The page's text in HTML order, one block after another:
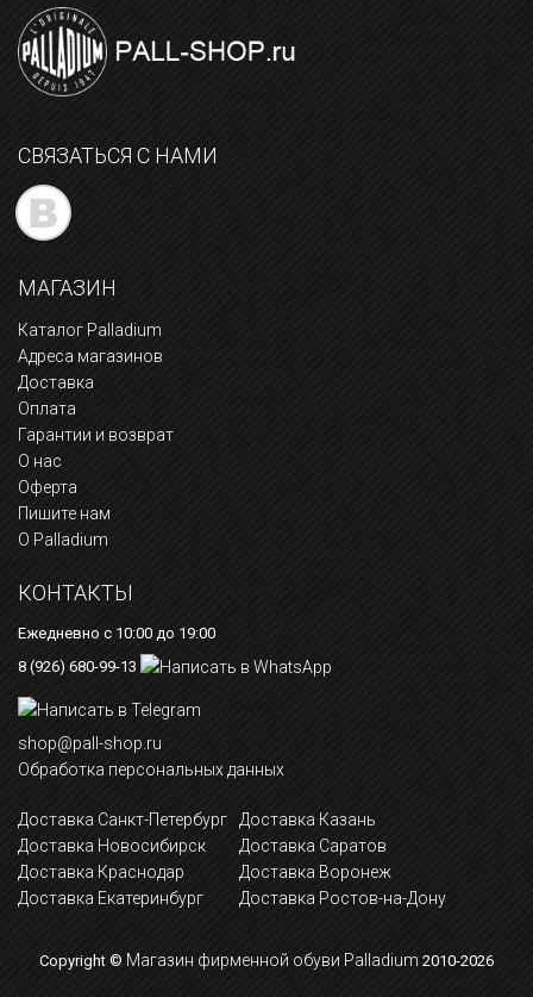
СВЯЗАТЬСЯ С НАМИ
МАГАЗИН
Каталог Palladium
Адреса магазинов
Доставка
Оплата
Гарантии и возврат
О нас
Оферта
Пишите нам
О Palladium
КОНТАКТЫ
Ежедневно с 10:00 до 19:00
8 (926) 680-99-13
shop@pall-shop.ru
Обработка персональных данных
Доставка Санкт-Петербург
Доставка Новосибирск
Доставка Краснодар
Доставка Екатеринбург
Доставка Казань
Доставка Саратов
Доставка Воронеж
Доставка Ростов-на-Дону
Copyright © Магазин фирменной обуви Palladium 2010-2026